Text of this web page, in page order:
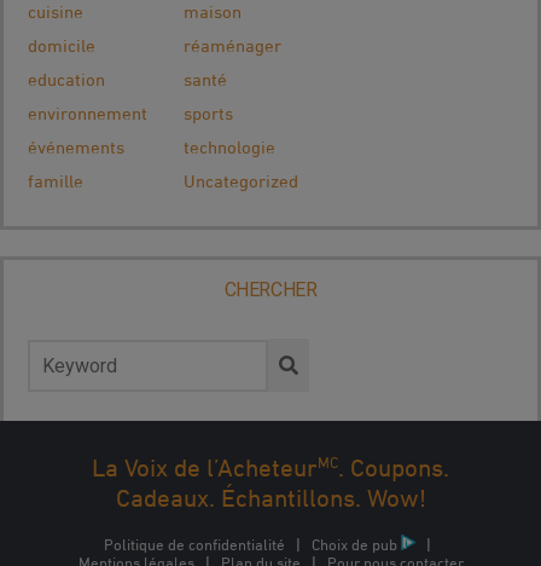
cuisine
domicile
education
environnement
événements
famille
maison
réaménager
santé
sports
technologie
Uncategorized
CHERCHER
La Voix de l’AcheteurMC. Coupons.
Cadeaux. Échantillons. Wow!
Politique de confidentialité | Choix de pub
|